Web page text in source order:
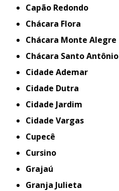
Capão Redondo
Chácara Flora
Chácara Monte Alegre
Chácara Santo Antônio
Cidade Ademar
Cidade Dutra
Cidade Jardim
Cidade Vargas
Cupecê
Cursino
Grajaú
Granja Julieta